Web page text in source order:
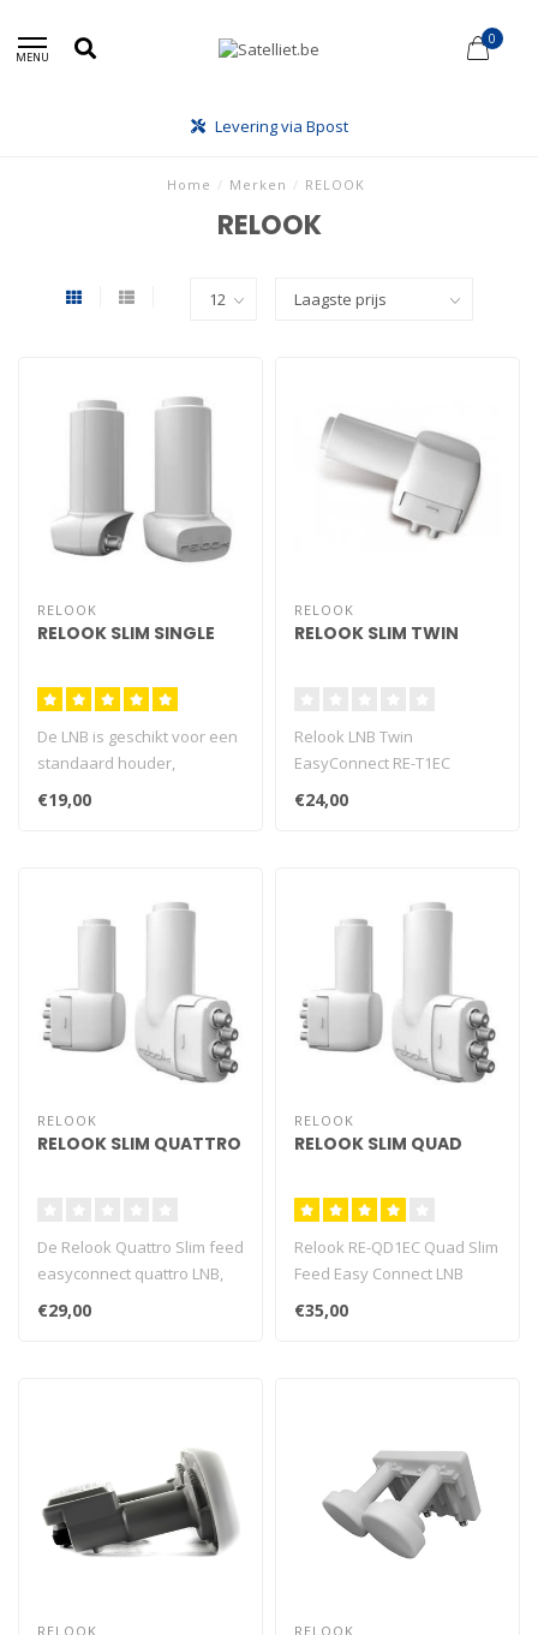
MENU
0
Levering via Bpost
Home / Merken / RELOOK
RELOOK
RELOOK
RELOOK SLIM SINGLE
De LNB is geschikt voor een
standaard houder,
afmetingen van 40 mm
(geschikt voo..
€19,00
RELOOK
RELOOK SLIM TWIN
Relook LNB Twin
EasyConnect RE-T1EC
€24,00
RELOOK
RELOOK SLIM QUATTRO
De Relook Quattro Slim feed
easyconnect quattro LNB,
de perfecte oplossing voor
€29,00
RELOOK
RELOOK SLIM QUAD
Relook RE-QD1EC Quad Slim
Feed Easy Connect LNB
€35,00
RELOOK RELOOK